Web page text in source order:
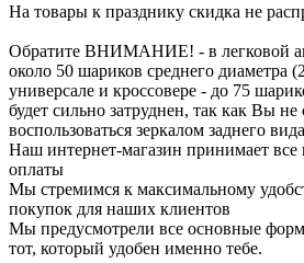
На товары к празднику скидка не
Обратите ВНИМАНИЕ! - в легковой
около 50 шариков среднего диаметра
универсале и кроссовере - до 75
будет сильно затруднен, так как Вы не
воспользоваться зеркалом заднего
Наш интернет-магазин принимает
оплаты
Мы стремимся к максимальному
покупок для наших клиентов
Мы предусмотрели все основные
тот, который удобен именно тебе.